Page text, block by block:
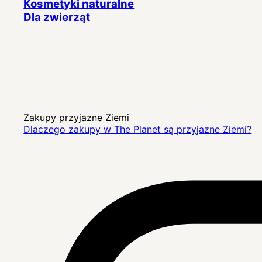
Kosmetyki naturalne
Dla zwierząt
Zakupy przyjazne Ziemi
Dlaczego zakupy w The Planet są przyjazne Ziemi?